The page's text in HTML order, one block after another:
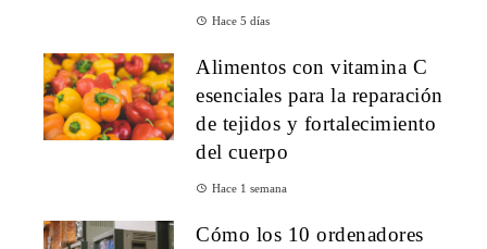
Hace 5 días
Alimentos con vitamina C
esenciales para la reparación
de tejidos y fortalecimiento
del cuerpo
Hace 1 semana
Cómo los 10 ordenadores